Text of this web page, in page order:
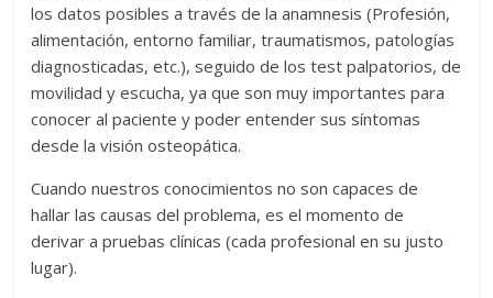
los datos posibles a través de la anamnesis (Profesión,
alimentación, entorno familiar, traumatismos, patologías
diagnosticadas, etc.), seguido de los test palpatorios, de
movilidad y escucha, ya que son muy importantes para
conocer al paciente y poder entender sus síntomas
desde la visión osteopática.
Cuando nuestros conocimientos no son capaces de
hallar las causas del problema, es el momento de
derivar a pruebas clínicas (cada profesional en su justo
lugar).